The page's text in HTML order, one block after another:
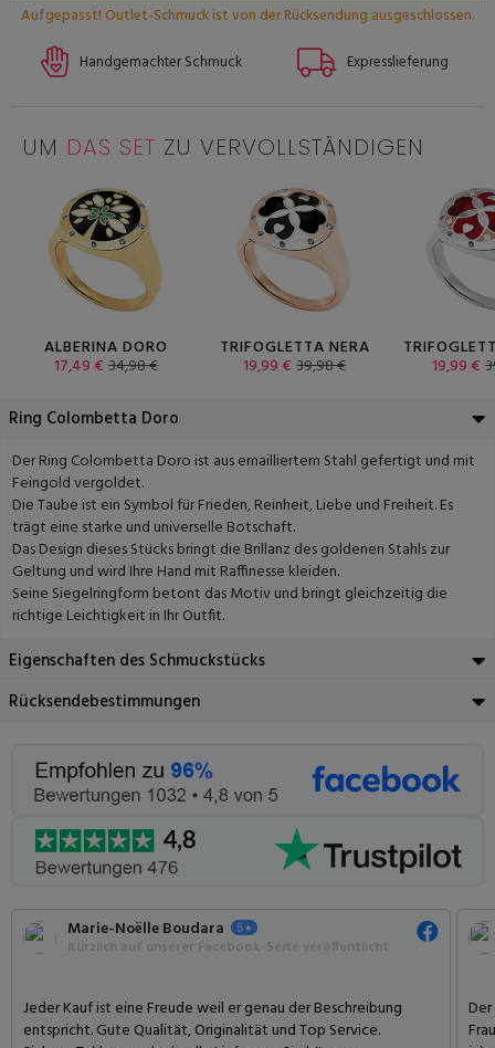
Aufgepasst! Outlet-Schmuck ist von der Rücksendung ausgeschlossen.
Handgemachter Schmuck
Expresslieferung
UM DAS SET ZU VERVOLLSTÄNDIGEN
ALBERINA DORO
17,49 €34,98 €
TRIFOGLETTA NERA
19,99 € 39,98 € 19,99 €
Ring Colombetta Doro
Der Ring Colombetta Doro ist aus emailliertem Stahl gefertigt und mit
Feingold vergoldet.
Die Taube ist ein Symbol für Frieden, Reinheit, Liebe und Freiheit. Es
trägt eine starke und universelle Botschaft.
Das Design dieses Stücks bringt die Brillanz des goldenen Stahls zur
Geltung und wird Ihre Hand mit Raffinesse kleiden.
Seine Siegelringform betont das Motiv und bringt gleichzeitig die
richtige Leichtigkeit in Ihr Outfit.
Eigenschaften des Schmuckstücks
Rücksendebestimmungen
Marie-Noëlle Boudara
Jeder Kauf ist eine Freude weil er genau der Beschreibung
entspricht. Gute Qualität, Originalität und Top Service.